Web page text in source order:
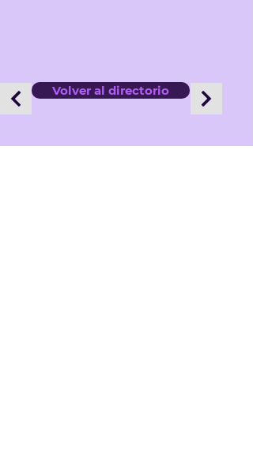
Volver al directorio